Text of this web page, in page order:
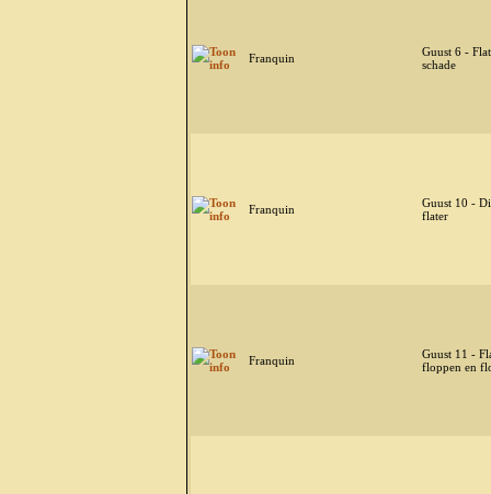
Franquin
Guust 6 -
schade
Franquin
Guust 10 -
flater
Franquin
Guust 11 -
floppen en